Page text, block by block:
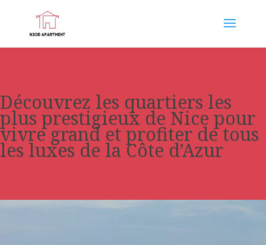
Découvrez les quartiers les
plus prestigieux de Nice pour
vivre grand et profiter de tous
les luxes de la Côte d’Azur